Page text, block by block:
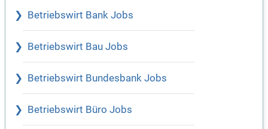
Betriebswirt Bank Jobs
Betriebswirt Bau Jobs
Betriebswirt Bundesbank Jobs
Betriebswirt Büro Jobs